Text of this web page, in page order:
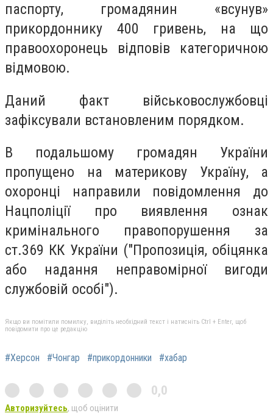
паспорту, громадянин «всунув»
прикордоннику 400 гривень, на що
правоохоронець відповів категоричною
відмовою.
Даний факт військовослужбовці
зафіксували встановленим порядком.
В подальшому громадян України
пропущено на материкову Україну, а
охоронці направили повідомлення до
Нацполіції про виявлення ознак
кримінального правопорушення за
ст.369 КК України ("Пропозиція, обіцянка
або надання неправомірної вигоди
службовій особі").
Якщо ви помітили помилку, виділіть необхідний текст і натисніть Ctrl + Enter, щоб
повідомити про це редакцію
#Херсон #Чонгар #прикордонники #хабар
0,0
Авторизуйтесь, щоб оцінити